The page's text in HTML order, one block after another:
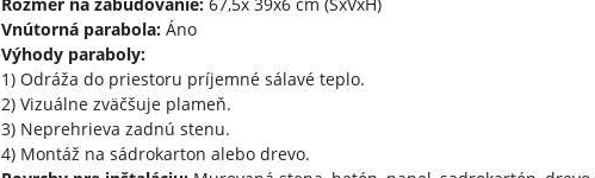
Vnútorná parabola: Áno
Výhody paraboly:
1) Odráža do priestoru príjemné sálavé teplo.
2) Vizuálne zväčšuje plameň.
3) Neprehrieva zadnú stenu.
4) Montáž na sádrokarton alebo drevo.